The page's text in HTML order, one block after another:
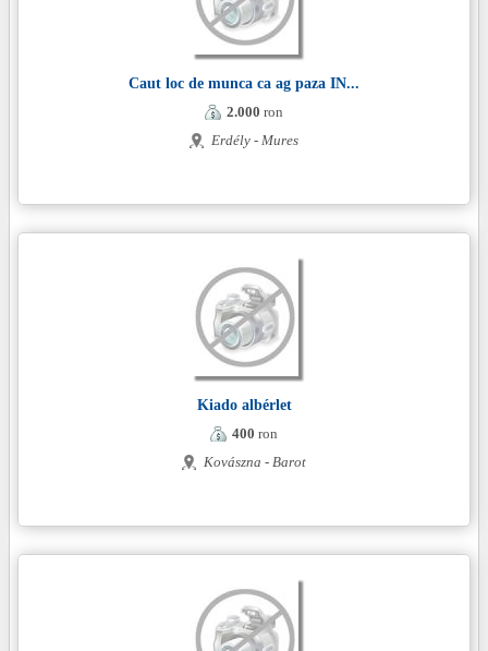
Caut loc de munca ca ag paza IN...
2.000 ron
Erdély - Mures
Kiado albérlet
400 ron
Kovászna - Barot